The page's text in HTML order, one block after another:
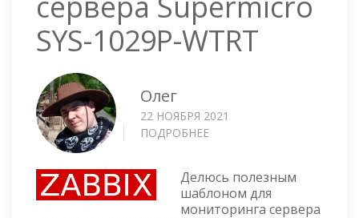
SYS-1029P-WTRT
Олег
22 НОЯБРЯ 2021
ПОДРОБНЕЕ
ДЛЯ
МОНИТОРИНГА
Делюсь полезным
шаблоном для
мониторинга сервера